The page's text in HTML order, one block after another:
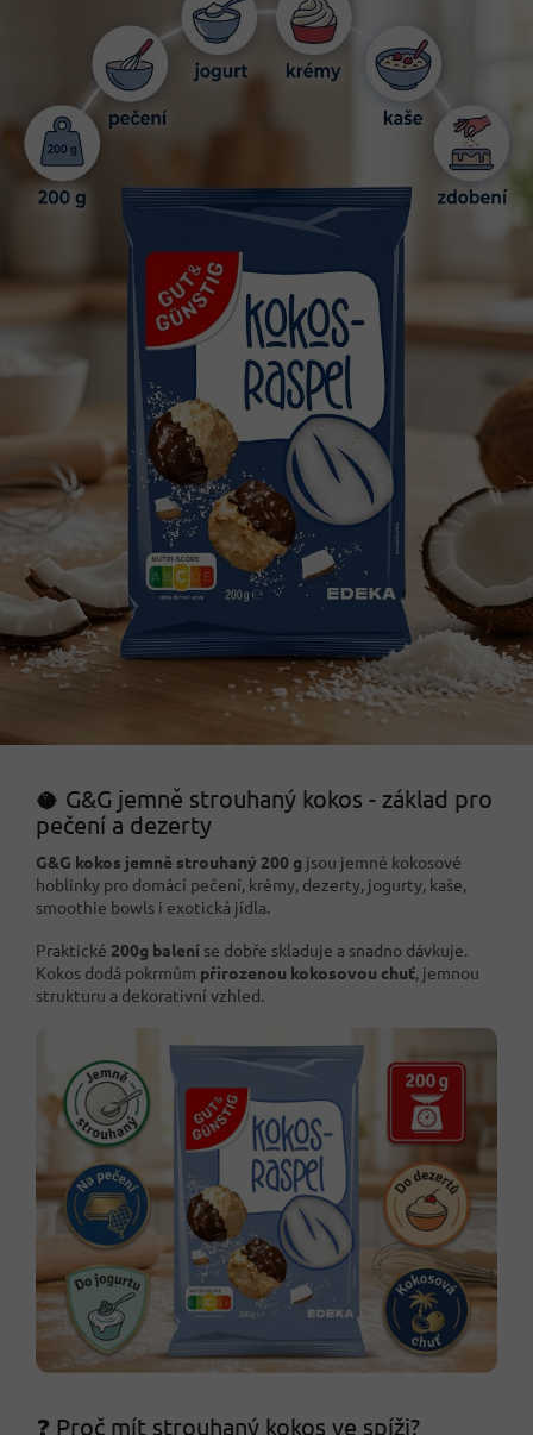
🥥 G&G jemně strouhaný kokos - základ pro
pečení a dezerty
G&G kokos jemně strouhaný 200 g jsou jemné kokosové
hoblinky pro domácí pečení, krémy, dezerty, jogurty, kaše,
smoothie bowls i exotická jídla.
Praktické 200g balení se dobře skladuje a snadno dávkuje.
Kokos dodá pokrmům přirozenou kokosovou chuť, jemnou
strukturu a dekorativní vzhled.
❓ Proč mít strouhaný kokos ve spíži?